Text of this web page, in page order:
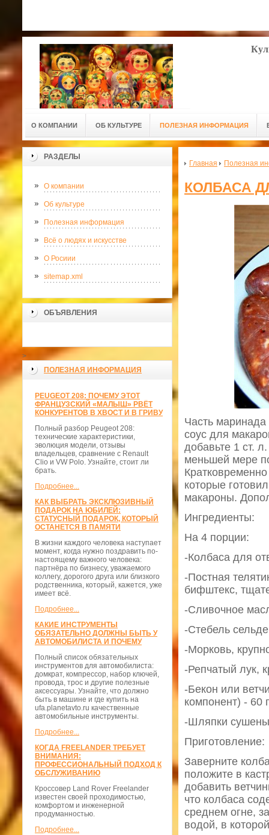
О КОМПАНИИ ОБ КУЛЬТУРЕ ПОЛЕЗНАЯ ИНФОРМАЦИЯ
РАЗДЕЛЫ
О компании
Об культуре
Полезная информация
Всё о людях и искусстве
О Росиии
sitemap.xml
ОБЪЯВЛЕНИЯ
>
ПОЛЕЗНАЯ ИНФОРМАЦИЯ
PEUGEOT 208: ПОЧЕМУ ЭТОТ
ФРАНЦУЗСКИЙ «МАЛЫШ» РВЁТ
КОНКУРЕНТОВ В ХВОСТ И В ГРИВУ
Полный разбор Peugeot 208:
технические характеристики,
эволюция модели, отзывы
владельцев, сравнение с Renault
Clio и VW Polo. Узнайте, стоит ли
брать.
Подробнее...
КАК ВЫБРАТЬ ЭКСКЛЮЗИВНЫЙ
ПОДАРОК НА ЮБИЛЕЙ:
СТАТУСНЫЙ ПОДАРОК, КОТОРЫЙ
ОСТАНЕТСЯ В ПАМЯТИ
В жизни каждого человека наступает
момент, когда нужно поздравить по-
настоящему важного человека:
партнёра по бизнесу, уважаемого
коллегу, дорогого друга или близкого
родственника, который, кажется, уже
имеет всё.
Подробнее...
КАКИЕ ИНСТРУМЕНТЫ
ОБЯЗАТЕЛЬНО ДОЛЖНЫ БЫТЬ У
АВТОМОБИЛИСТА И ПОЧЕМУ
Полный список обязательных
инструментов для автомобилиста:
домкрат, компрессор, набор ключей,
провода, трос и другие полезные
аксессуары. Узнайте, что должно
быть в машине и где купить на
ufa.planetavto.ru качественные
автомобильные инструменты.
Подробнее...
КОГДА FREELANDER ТРЕБУЕТ
ВНИМАНИЯ:
ПРОФЕССИОНАЛЬНЫЙ ПОДХОД К
ОБСЛУЖИВАНИЮ
Кроссовер Land Rover Freelander
известен своей проходимостью,
комфортом и инженерной
продуманностью.
Подробнее...
Главная Полезная
КОЛБАСА
Часть маринада
соус для
добавьте 1 ст.
меньшей мере
которые
макароны.
Ингредиенты:
На 4 порции:
-Колбаса для
-Постная
бифштекс,
-Сливочное
-Стебель
-Морковь,
-Репчатый лук,
-Бекон или
компонент) - 60
-Шляпки
Приготовление:
Заверните
положите в
добавить
что колбаса
среднем огне,
водой, в